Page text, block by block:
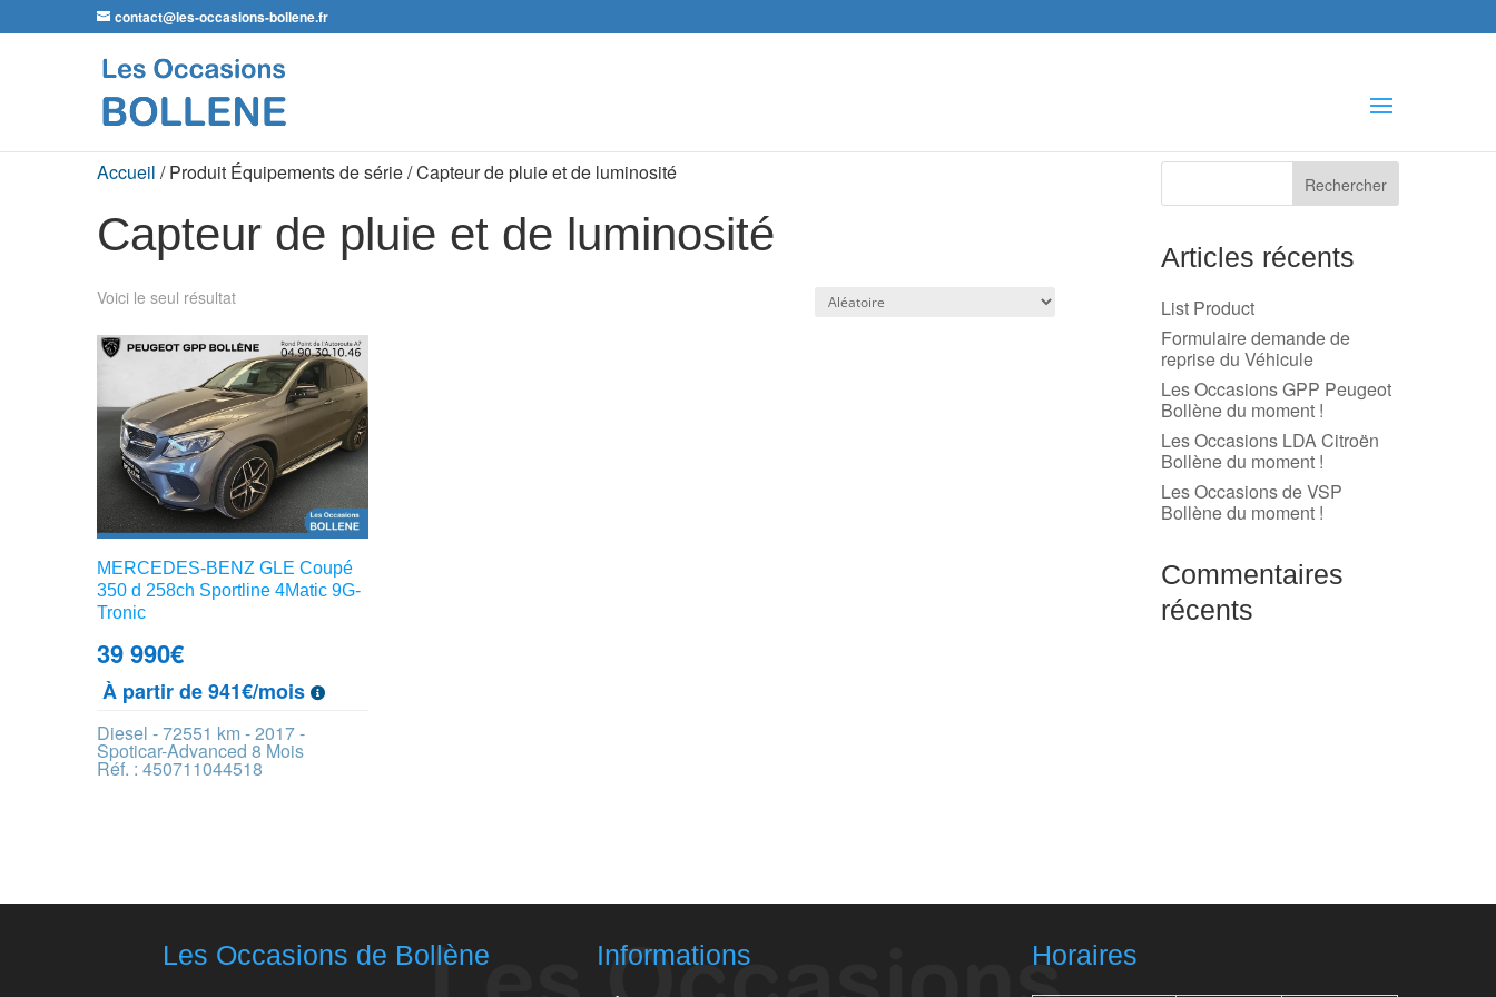
contact@les-occasions-bollene.fr
Accueil / Produit Équipements de série / Capteur de pluie et de luminosité
Capteur de pluie et de luminosité
Voici le seul résultat
MERCEDES-BENZ GLE Coupé
350 d 258ch Sportline 4Matic 9G-
Tronic
39 990€
À partir de 941€/mois
Diesel - 72551 km - 2017 -
Spoticar-Advanced 8 Mois
Réf. : 450711044518
Articles récents
List Product
Formulaire demande de
reprise du Véhicule
Les Occasions GPP Peugeot
Bollène du moment !
Les Occasions LDA Citroën
Bollène du moment !
Les Occasions de VSP
Bollène du moment !
Commentaires
récents
Les Occasions de Bollène Informations Horaires